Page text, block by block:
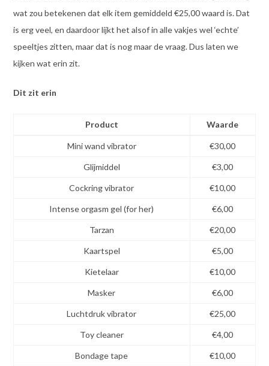
wat zou betekenen dat elk item gemiddeld €25,00 waard is. Dat
is erg veel, en daardoor lijkt het alsof in alle vakjes wel ‘echte’
speeltjes zitten, maar dat is nog maar de vraag. Dus laten we
kijken wat erin zit.
Dit zit erin
Product Waarde
Mini wand vibrator €30,00
Glijmiddel €3,00
Cockring vibrator €10,00
Intense orgasm gel (for her) €6,00
Tarzan €20,00
Kaartspel €5,00
Kietelaar €10,00
Masker €6,00
Luchtdruk vibrator €25,00
Toy cleaner €4,00
Bondage tape €10,00